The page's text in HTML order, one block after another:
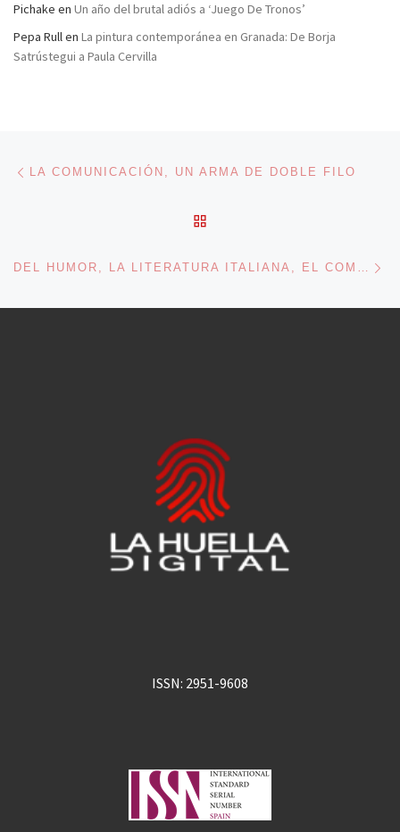
Pichake en Un año del brutal adiós a ‘Juego De Tronos’
Pepa Rullen La pintura contemporánea en Granada: De Borja
Satrústegui a Paula Cervilla
Navegación de entradas
LA COMUNICACIÓN, UN ARMA DE DOBLE FILO
ISSN: 2951-9608